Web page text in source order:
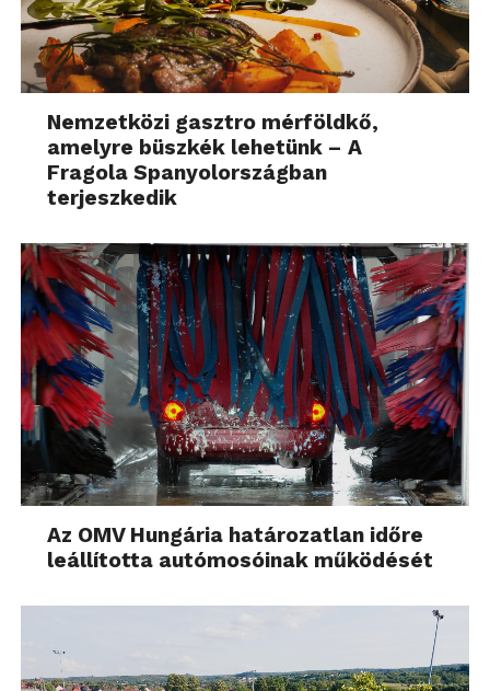
Nemzetközi gasztro mérföldkő,
amelyre büszkék lehetünk – A
Fragola Spanyolországban
terjeszkedik
Az OMV Hungária határozatlan időre
leállította autómosóinak működését